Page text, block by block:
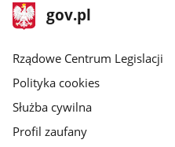
stopka
gov.plStrona
gov.pl
Rządowe Centrum Legislacji
Polityka cookies
Służba cywilna
Profil zaufany